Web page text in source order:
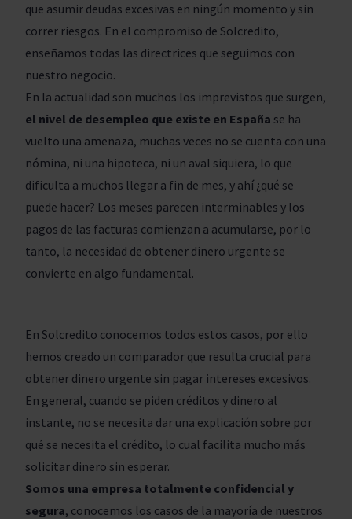
que asumir deudas excesivas en ningún momento y sin
correr riesgos. En el compromiso de Solcredito,
enseñamos todas las directrices que seguimos con
nuestro negocio.
En la actualidad son muchos los imprevistos que surgen,
el nivel de desempleo que existe en España se ha
vuelto una amenaza, muchas veces no se cuenta con una
nómina, ni una hipoteca, ni un aval siquiera, lo que
dificulta a muchos llegar a fin de mes, y ahí ¿qué se
puede hacer? Los meses parecen interminables y los
pagos de las facturas comienzan a acumularse, por lo
tanto, la necesidad de obtener dinero urgente se
convierte en algo fundamental.
En Solcredito conocemos todos estos casos, por ello
hemos creado un comparador que resulta crucial para
obtener dinero urgente sin pagar intereses excesivos.
En general, cuando se piden créditos y dinero al
instante, no se necesita dar una explicación sobre por
qué se necesita el crédito, lo cual facilita mucho más
solicitar dinero sin esperar.
Somos una empresa totalmente confidencial y
segura, conocemos los casos de la mayoría de nuestros